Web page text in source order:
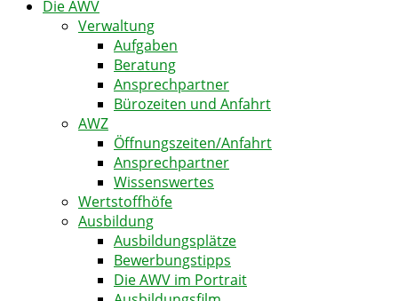
Die AWV
Verwaltung
Aufgaben
Beratung
Ansprechpartner
Bürozeiten und Anfahrt
AWZ
Öffnungszeiten/Anfahrt
Ansprechpartner
Wissenswertes
Wertstoffhöfe
Ausbildung
Ausbildungsplätze
Bewerbungstipps
Die AWV im Portrait